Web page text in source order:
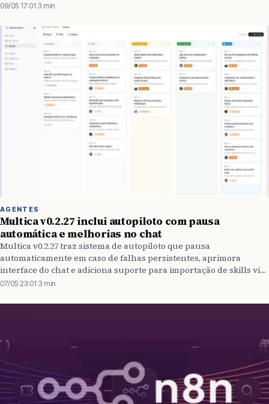
09/05 17:01·3 min
AGENTES
Multica v0.2.27 inclui autopiloto com pausa
automática e melhorias no chat
Multica v0.2.27 traz sistema de autopiloto que pausa
automaticamente em caso de falhas persistentes, aprimora
interface do chat e adiciona suporte para importação de skills via
URLs do GitHub.
07/05 23:01·3 min